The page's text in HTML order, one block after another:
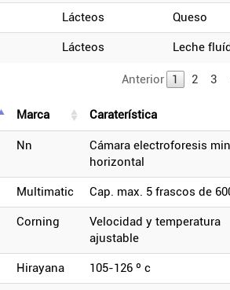
lácteos queso
lácteos leche
Anterior 1 2 3
marca caraterística
nn
cámara electroforesis minigel
horizontal
multimatic cap. max. 5 frascos de
corning
velocidad y temperatura
ajustable
hirayana 105-126 º c